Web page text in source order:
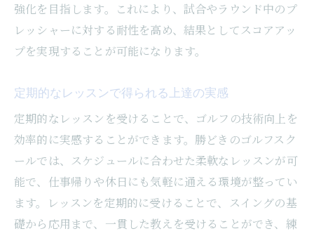
強化を目指します。これにより、試合やラウンド中のプ
レッシャーに対する耐性を高め、結果としてスコアアッ
プを実現することが可能になります。
定期的なレッスンで得られる上達の実感
定期的なレッスンを受けることで、ゴルフの技術向上を
効率的に実感することができます。勝どきのゴルフスク
ールでは、スケジュールに合わせた柔軟なレッスンが可
能で、仕事帰りや休日にも気軽に通える環境が整ってい
ます。レッスンを定期的に受けることで、スイングの基
礎から応用まで、一貫した教えを受けることができ、練